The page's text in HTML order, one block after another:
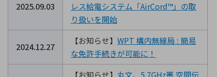
半導体・電子部品小ロット
2025.09.03
レス給電システム「AirCord™」の取
り扱いを開始
2024.12.27
【お知らせ】 WPT 構内無線局 : 簡易
な免許手続きが可能に！